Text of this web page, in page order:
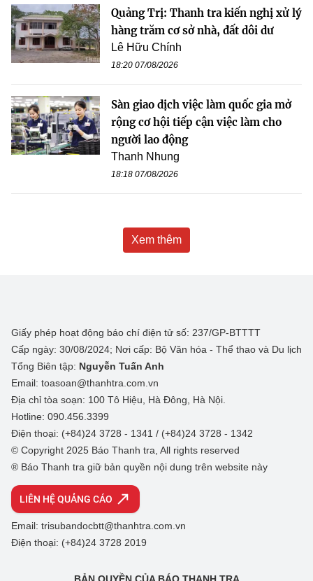
Quảng Trị: Thanh tra kiến nghị xử lý
hàng trăm cơ sở nhà, đất dôi dư
Lê Hữu Chính
18:20 07/08/2026
Sàn giao dịch việc làm quốc gia mở
rộng cơ hội tiếp cận việc làm cho
người lao động
Thanh Nhung
18:18 07/08/2026
Xem thêm
Giấy phép hoạt động báo chí điện tử số: 237/GP-BTTTT
Cấp ngày: 30/08/2024; Nơi cấp: Bộ Văn hóa - Thể thao và Du lịch
Tổng Biên tập: Nguyễn Tuấn Anh
Email: toasoan@thanhtra.com.vn
Địa chỉ tòa soạn: 100 Tô Hiệu, Hà Đông, Hà Nội.
Hotline: 090.456.3399
Điện thoại: (+84)24 3728 - 1341 / (+84)24 3728 - 1342
© Copyright 2025 Báo Thanh tra, All rights reserved
® Báo Thanh tra giữ bản quyền nội dung trên website này
LIÊN HỆ QUẢNG CÁO
Email: trisubandocbtt@thanhtra.com.vn
Điện thoại: (+84)24 3728 2019
BẢN QUYỀN CỦA BÁO THANH TRA